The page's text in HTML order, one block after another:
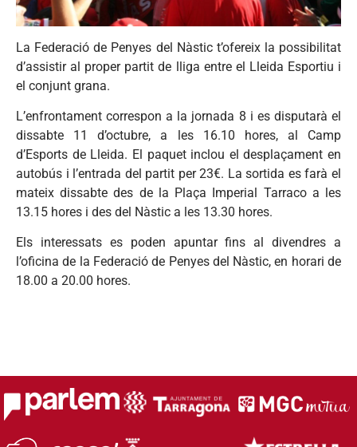
La Federació de Penyes del Nàstic t’ofereix la possibilitat
d’assistir al proper partit de lliga entre el Lleida Esportiu i
el conjunt grana.
L’enfrontament correspon a la jornada 8 i es disputarà el
dissabte 11 d’octubre, a les 16.10 hores, al Camp
d’Esports de Lleida. El paquet inclou el desplaçament en
autobús i l’entrada del partit per 23€. La sortida es farà el
mateix dissabte des de la Plaça Imperial Tarraco a les
13.15 hores i des del Nàstic a les 13.30 hores.
Els interessats es poden apuntar fins al divendres a
l’oficina de la Federació de Penyes del Nàstic, en horari de
18.00 a 20.00 hores.